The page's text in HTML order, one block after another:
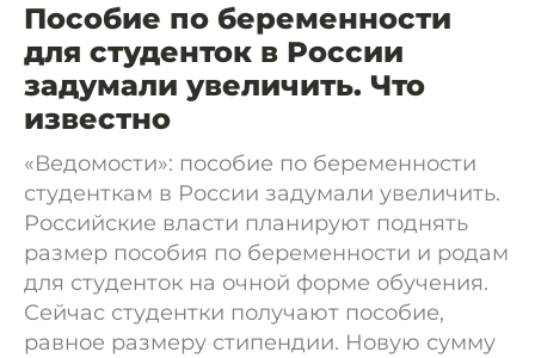
Пособие по беременности
для студенток в России
задумали увеличить. Что
известно
«Ведомости»: пособие по беременности
студенткам в России задумали увеличить.
Российские власти планируют поднять
размер пособия по беременности и родам
для студенток на очной форме обучения.
Сейчас студентки получают пособие,
равное размеру стипендии. Новую сумму